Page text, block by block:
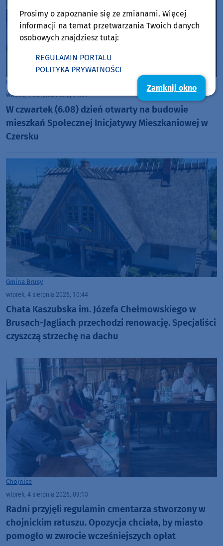
Gmina Czersk
wtorek, 4 sierpnia 2026, 11:31
W czwartek (6.08) dzień otwarty na budowie
mieszkań Społecznej Inicjatywy Mieszkaniowej w
Czersku
Gmina Brusy
wtorek, 4 sierpnia 2026, 10:44
Chata Kaszubska im. Józefa Chełmowskiego w
Brusach-Jagliach przechodzi renowację. Specjaliści
czyszczą strzechę na dachu
Chojnice
wtorek, 4 sierpnia 2026, 09:13
Radni przyjęli regulamin cmentarza stworzony w
chojnickim ratuszu. Opozycja chciała, by miasto
pomogło w zwrocie wcześniejszych opłat
Prosimy o zapoznanie się ze zmianami. Więcej
informacji na temat przetwarzania Twoich danych
osobowych znajdziesz tutaj:
REGULAMIN PORTALU
POLITYKA PRYWATNOŚCI
Zamknij okno